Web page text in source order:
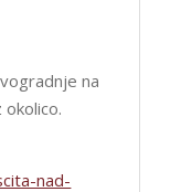
na
nad-